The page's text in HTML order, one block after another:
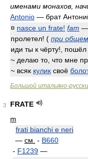
именами монахов,
Antonio — брат
¤ nasce un frate! fam —
пролетел! ( при
иди ты к чёрту!, пошёл
~ делаю то, что мне
~ всяк кулик своё
Большой итальяно-
3
FRATE
m
frati bianchi e neri
— см. - B660
- F1239 —